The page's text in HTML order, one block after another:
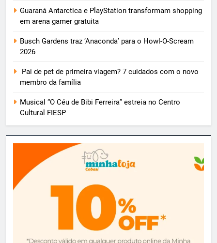
Guaraná Antarctica e PlayStation transformam shopping
em arena gamer gratuita
Busch Gardens traz ‘Anaconda’ para o Howl-O-Scream
2026
Pai de pet de primeira viagem? 7 cuidados com o novo
membro da família
Musical “O Céu de Bibi Ferreira” estreia no Centro
Cultural FIESP